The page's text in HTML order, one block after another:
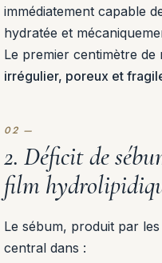
immédiatement capable
hydratée et
Le premier centimètre
irrégulier, poreux et
2. Déficit de
film
Le sébum, produit par
central dans :